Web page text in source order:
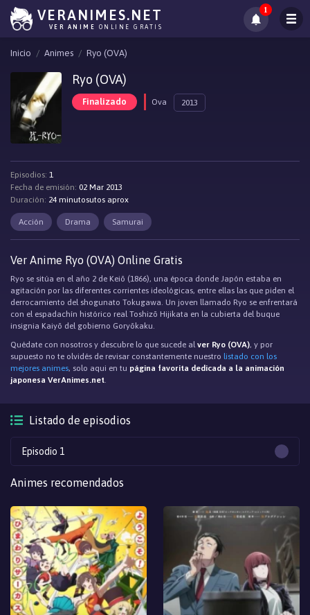
VERANIMES.NET
VER ANIME ONLINE GRATIS
1
Inicio Animes Ryo (OVA)
Ryo (OVA)
Finalizado Ova 2013
Episodios: 1
Fecha de emisión: 02 Mar 2013
Duración: 24 minutosutos aprox
Acción Drama Samurai
Ver Anime Ryo (OVA) Online Gratis
Ryo se sitúa en el año 2 de Keiō (1866), una época donde Japón estaba en
agitación por las diferentes corrientes ideológicas, entre ellas las que piden el
derrocamiento del shogunato Tokugawa. Un joven llamado Ryo se enfrentará
con el espadachín histórico real Toshizō Hijikata en la cubierta del buque
insignia Kaiyō del gobierno Goryōkaku.
Quédate con nosotros y descubre lo que sucede alver Ryo (OVA), y por
supuesto no te olvidés de revisar constantemente nuestro listado con los
mejores animes, solo aqui en tu página favorita dedicada a la animación
japonesa VerAnimes.net.
Listado de episodios
Episodio 1
Animes recomendados